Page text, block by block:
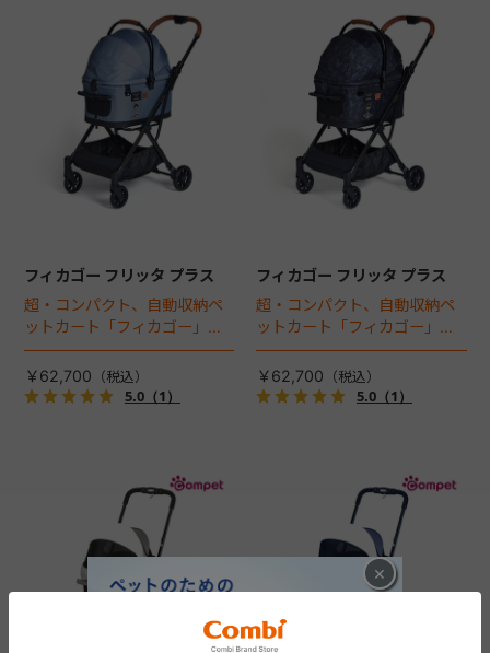
フィカゴー フリッタ プラス
超・コンパクト、自動収納ペ
ットカート「フィカゴー」に
キャビン着脱タイプが新登
場！
￥62,700
5.0（1）
フィカゴー フリッタ プラス
超・コンパクト、自動収納ペ
ットカート「フィカゴー」に
キャビン着脱タイプが新登
場！
￥62,700
5.0（1）
×